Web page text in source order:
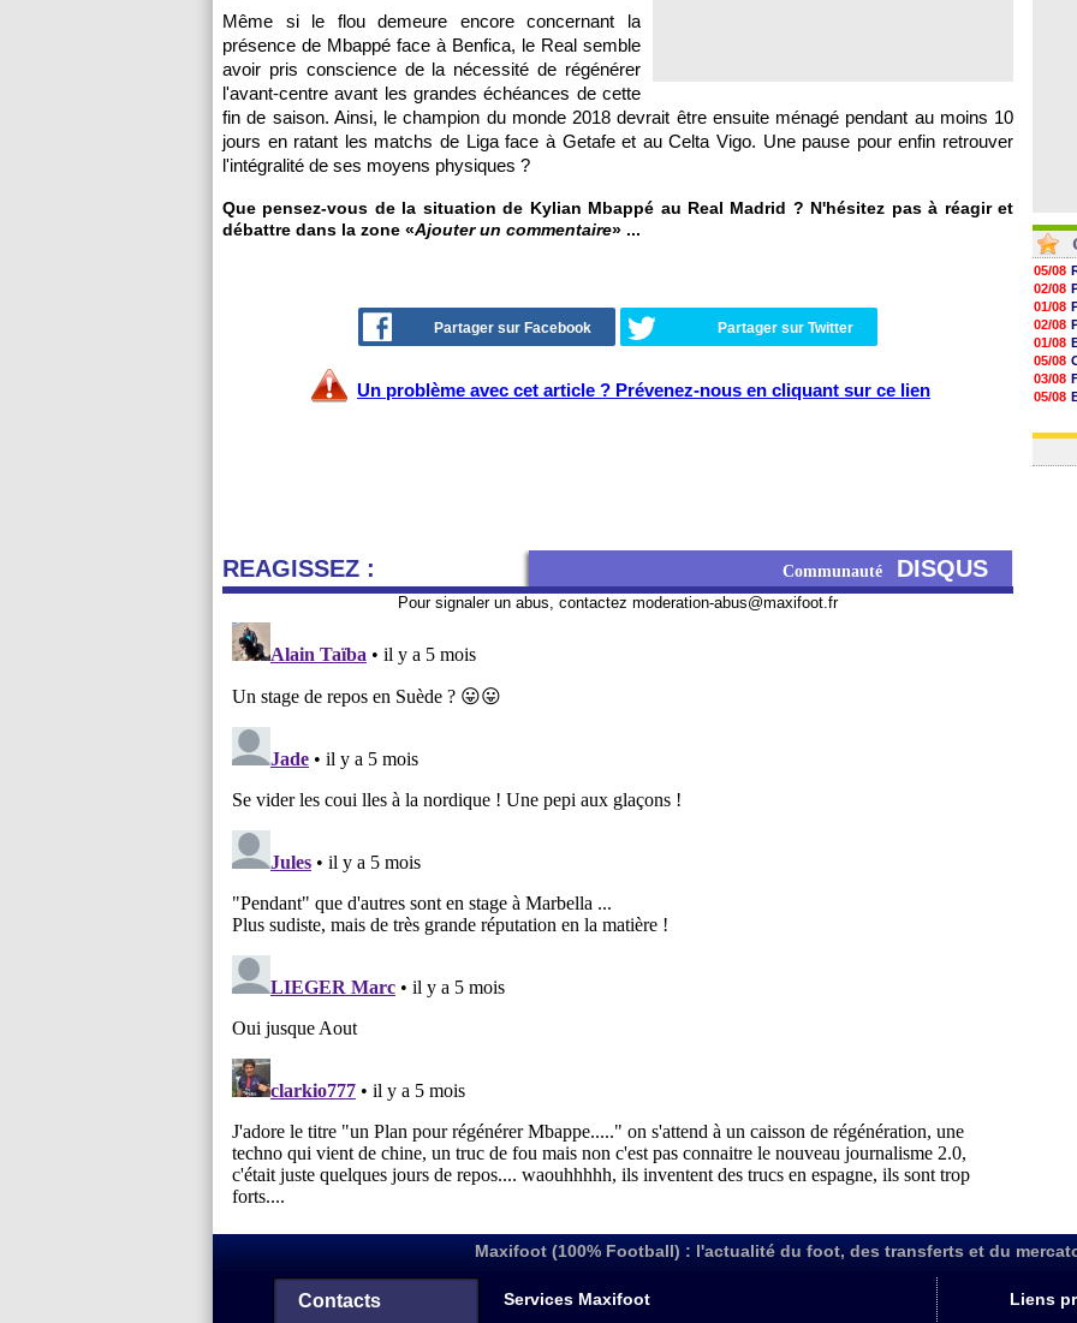
Même si le flou demeure encore concernant la
présence de Mbappé face à Benfica, le Real semble
avoir pris conscience de la nécessité de régénérer
l'avant-centre avant les grandes échéances de cette
fin de saison. Ainsi, le champion du monde 2018 devrait être ensuite ménagé pendant au moins 10
jours en ratant les matchs de Liga face à Getafe et au Celta Vigo. Une pause pour enfin retrouver
l'intégralité de ses moyens physiques ?
Que pensez-vous de la situation de Kylian Mbappé au Real Madrid ? N'hésitez pas à réagir et
débattre dans la zone «Ajouter un commentaire» ...
Partager sur Facebook Partager sur Twitter
Un problème avec cet article ? Prévenez-nous en cliquant sur ce lien
REAGISSEZ : Communauté DISQUS
Pour signaler un abus, contactez moderation-abus@maxifoot.fr
05/08
02/08
01/08
02/08
01/08
05/08
03/08
05/08
03/08
Maxifoot (100% Football) : l'actualité du foot, des transferts et du
Contacts Services Maxifoot Liens